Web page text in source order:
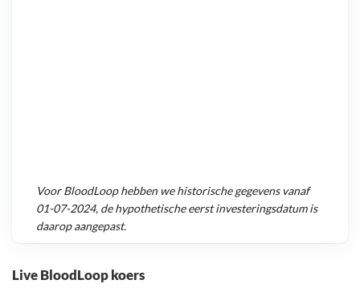
Live BloodLoop koers
VoorBloodLoophebben we historische gegevens vanaf
01-07-2024, de hypothetische eerst investeringsdatum is
daarop aangepast.